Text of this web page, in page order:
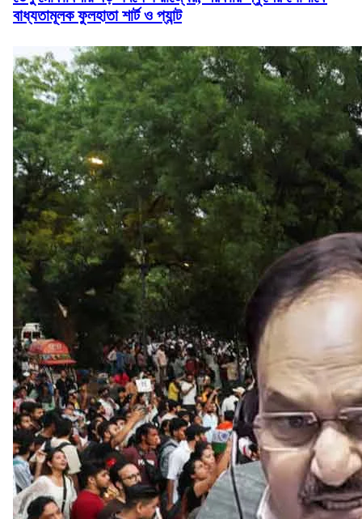
বাধ্যতামূলক ফুলহাতা শার্ট ও প্যান্ট